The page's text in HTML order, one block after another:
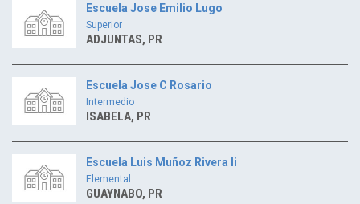
Escuela Jose Emilio Lugo
Superior
ADJUNTAS, PR
Escuela Jose C Rosario
Intermedio
ISABELA, PR
Escuela Luis Muñoz Rivera Ii
Elemental
GUAYNABO, PR